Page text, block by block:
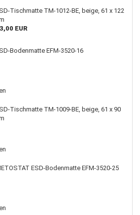
Tischmatte TM-1012-BE, beige, 61 x 122
EUR
Bodenmatte EFM-3520-16
Tischmatte TM-1009-BE, beige, 61 x 90
ESD-Bodenmatte EFM-3520-25